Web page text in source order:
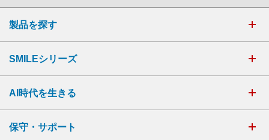
製品を探す
SMILEシリーズ
AI時代を生きる
保守・サポート